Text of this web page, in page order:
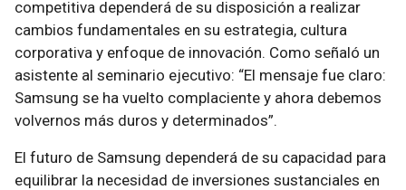
competitiva dependerá de su disposición a realizar
cambios fundamentales en su estrategia, cultura
corporativa y enfoque de innovación. Como señaló un
asistente al seminario ejecutivo: “El mensaje fue claro:
Samsung se ha vuelto complaciente y ahora debemos
volvernos más duros y determinados”.
El futuro de Samsung dependerá de su capacidad para
equilibrar la necesidad de inversiones sustanciales en